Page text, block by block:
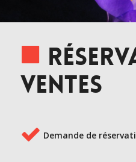
ventes
Demande de